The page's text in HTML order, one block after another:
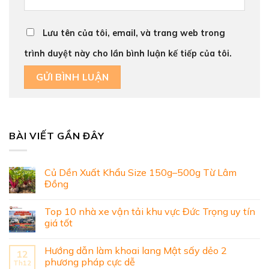
Lưu tên của tôi, email, và trang web trong
trình duyệt này cho lần bình luận kế tiếp của tôi.
BÀI VIẾT GẦN ĐÂY
Củ Dền Xuất Khẩu Size 150g–500g Từ Lâm
Đồng
Top 10 nhà xe vận tải khu vực Đức Trọng uy tín
giá tốt
12
Th12
Hướng dẫn làm khoai lang Mật sấy dẻo 2
phương pháp cực dễ